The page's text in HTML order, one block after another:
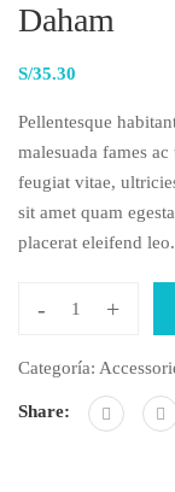
Daham
S/35.30
Pellentesque
malesuada fames
feugiat vitae,
sit amet quam
placerat eleifend leo.
- +
Categoría:
Share: